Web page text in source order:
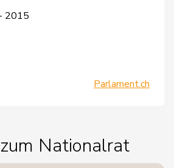
2015
Parlament.ch
Nationalrat